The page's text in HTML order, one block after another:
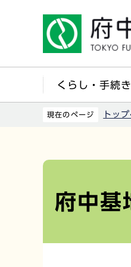
くらし・手続き
現在のページ トッ
府中基